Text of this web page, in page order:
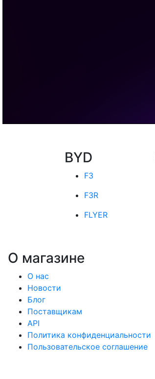
BYD
F3
F3R
FLYER
О магазине
О нас
Новости
Блог
Поставщикам
API
Политика конфиденциальности
Пользовательское соглашение